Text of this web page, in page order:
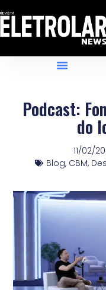
Podcast:
do
11/02/
Blog, CBM,